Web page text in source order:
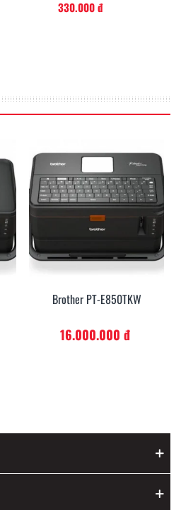
Brother PT-E850TKW
16.000.000 đ